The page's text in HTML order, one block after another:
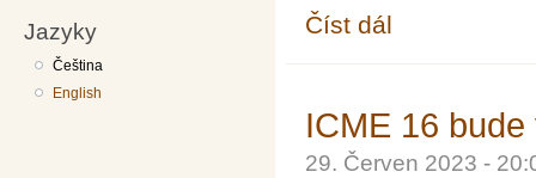
Jazyky
Čeština
English
Číst dál
ICME 16
29. Červen 2023 -